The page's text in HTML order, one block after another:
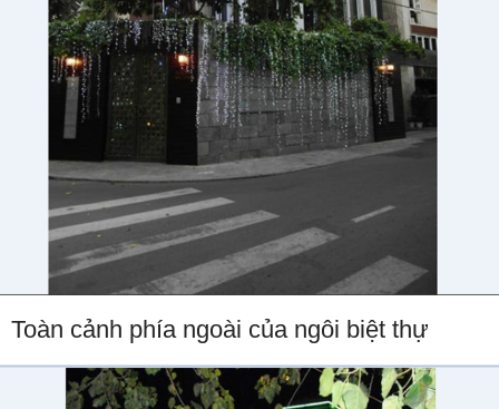
Toàn cảnh phía ngoài của ngôi biệt thự